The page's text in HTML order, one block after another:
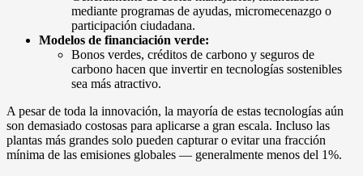
mediante programas de ayudas, micromecenazgo o
participación ciudadana.
Modelos de financiación verde:
Bonos verdes, créditos de carbono y seguros de
carbono hacen que invertir en tecnologías sostenibles
sea más atractivo.
A pesar de toda la innovación, la mayoría de estas tecnologías aún
son demasiado costosas para aplicarse a gran escala. Incluso las
plantas más grandes solo pueden capturar o evitar una fracción
mínima de las emisiones globales — generalmente menos del 1%.